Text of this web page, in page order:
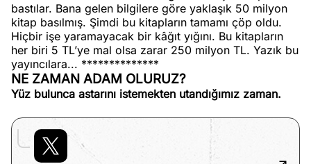
bastılar. Bana gelen bilgilere göre yaklaşık 50 milyon
kitap basılmış. Şimdi bu kitapların tamamı çöp oldu.
Hiçbir işe yaramayacak bir kâğıt yığını. Bu kitapların
her biri 5 TL’ye mal olsa zarar 250 milyon TL. Yazık bu
yayıncılara... **************
NE ZAMAN ADAM OLURUZ?
Yüz bulunca astarını istemekten utandığımız zaman.